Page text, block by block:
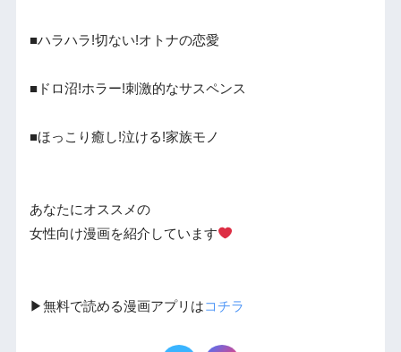
■ハラハラ!切ない!オトナの恋愛
■ドロ沼!ホラー!刺激的なサスペンス
■ほっこり癒し!泣ける!家族モノ
あなたにオススメの
女性向け漫画を紹介しています
▶︎無料で読める漫画アプリはコチラ